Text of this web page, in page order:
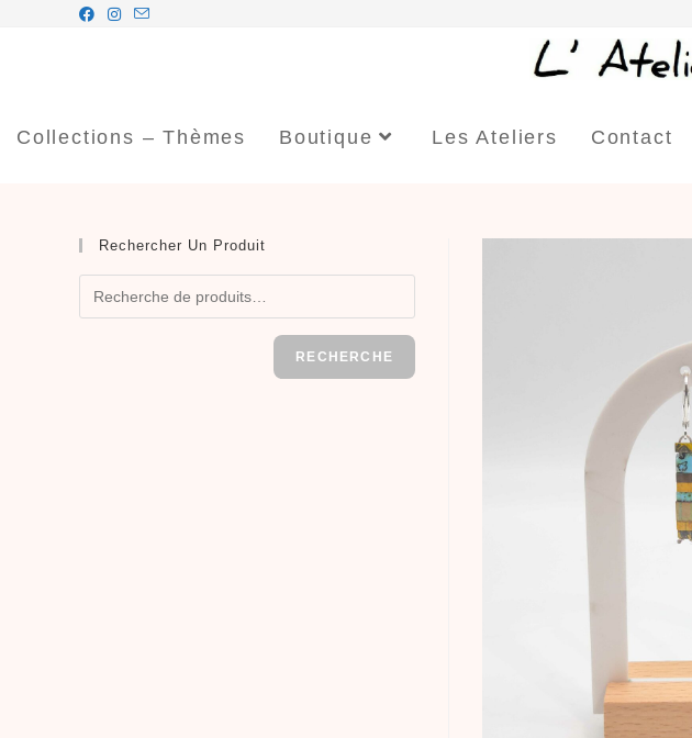
Collections – Thèmes Boutique Les Ateliers Contact
Rechercher Un Produit
RECHERCHE